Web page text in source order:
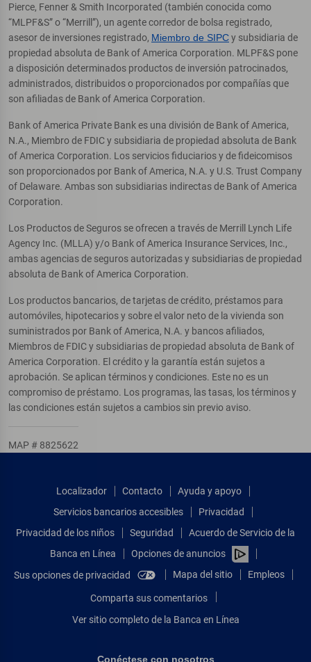
Pierce, Fenner & Smith Incorporated (también conocida como
“MLPF&S” o “Merrill”), un agente corredor de bolsa registrado,
asesor de inversiones registrado, Miembro de SIPCy subsidiaria de
propiedad absoluta de Bank of America Corporation. MLPF&S pone
a disposición determinados productos de inversión patrocinados,
administrados, distribuidos o proporcionados por compañías que
son afiliadas de Bank of America Corporation.
Bank of America Private Bank es una división de Bank of America,
N.A., Miembro de FDIC y subsidiaria de propiedad absoluta de Bank
of America Corporation. Los servicios fiduciarios y de fideicomisos
son proporcionados por Bank of America, N.A. y U.S. Trust Company
of Delaware. Ambas son subsidiarias indirectas de Bank of America
Corporation.
Los Productos de Seguros se ofrecen a través de Merrill Lynch Life
Agency Inc. (MLLA) y/o Bank of America Insurance Services, Inc.,
ambas agencias de seguros autorizadas y subsidiarias de propiedad
absoluta de Bank of America Corporation.
Los productos bancarios, de tarjetas de crédito, préstamos para
automóviles, hipotecarios y sobre el valor neto de la vivienda son
suministrados por Bank of America, N.A. y bancos afiliados,
Miembros de FDIC y subsidiarias de propiedad absoluta de Bank of
America Corporation. El crédito y la garantía están sujetos a
aprobación. Se aplican términos y condiciones. Este no es un
compromiso de préstamo. Los programas, las tasas, los términos y
las condiciones están sujetos a cambios sin previo aviso.
MAP # 8825622
Localizador Contacto
Ayuda y apoyo
Servicios bancarios accesibles
Privacidad
Privacidad de los niños
Seguridad
Acuerdo de Servicio de la
Banca en Línea
Opciones de anuncios
Sus opciones de privacidad
Mapa del sitio Empleos
Comparta sus comentarios
Ver sitio completo de la Banca en Línea
Conéctese con nosotros